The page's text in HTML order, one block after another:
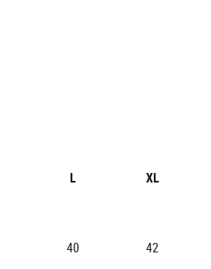
L XL
40 42